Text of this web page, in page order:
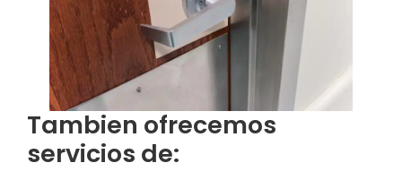
Tambien ofrecemos
servicios de: